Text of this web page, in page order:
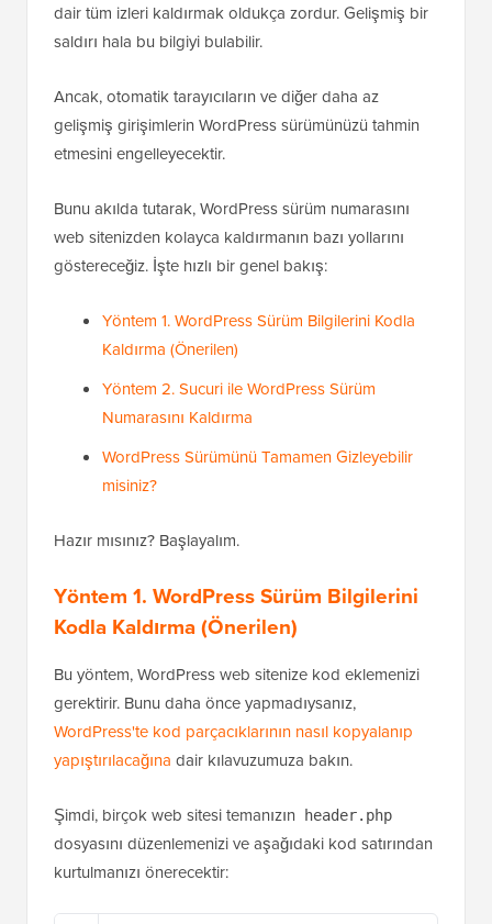
dair tüm izleri kaldırmak oldukça zordur. Gelişmiş bir
saldırı hala bu bilgiyi bulabilir.
Ancak, otomatik tarayıcıların ve diğer daha az
gelişmiş girişimlerin WordPress sürümünüzü tahmin
etmesini engelleyecektir.
Bunu akılda tutarak, WordPress sürüm numarasını
web sitenizden kolayca kaldırmanın bazı yollarını
göstereceğiz. İşte hızlı bir genel bakış:
Yöntem 1. WordPress Sürüm Bilgilerini Kodla
Kaldırma (Önerilen)
Yöntem 2. Sucuri ile WordPress Sürüm
Numarasını Kaldırma
WordPress Sürümünü Tamamen Gizleyebilir
misiniz?
Hazır mısınız? Başlayalım.
Yöntem 1. WordPress Sürüm Bilgilerini
Kodla Kaldırma (Önerilen)
Bu yöntem, WordPress web sitenize kod eklemenizi
gerektirir. Bunu daha önce yapmadıysanız,
WordPress'te kod parçacıklarının nasıl kopyalanıp
yapıştırılacağına dair kılavuzumuza bakın.
Şimdi, birçok web sitesi temanızın header.php
dosyasını düzenlemenizi ve aşağıdaki kod satırından
kurtulmanızı önerecektir: